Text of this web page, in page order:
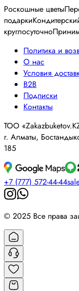
Роскошные цветы
подарки
круглосуточно
Политика и
О нас
Условия
B2B
Подписки
Контакты
ТОО
г. Алматы,
185
+7 (777) 572-44-44
© 2025 Все права